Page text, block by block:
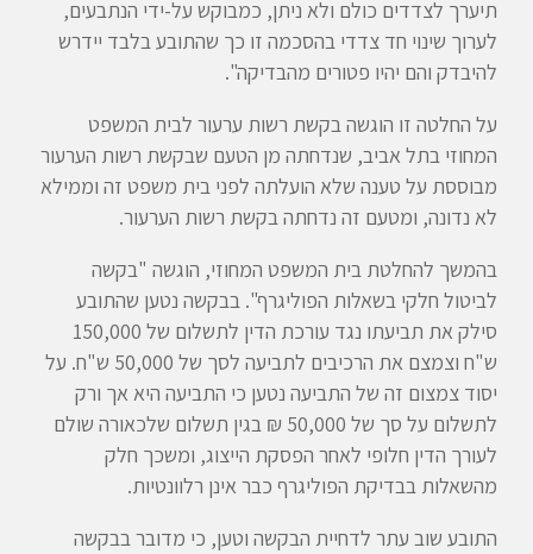
תיערך לצדדים כולם ולא ניתן, כמבוקש על-ידי הנתבעים,
לערוך שינוי חד צדדי בהסכמה זו כך שהתובע בלבד יידרש
להיבדק והם יהיו פטורים מהבדיקה".
על החלטה זו הוגשה בקשת רשות ערעור לבית המשפט
המחוזי בתל אביב, שנדחתה מן הטעם שבקשת רשות הערעור
מבוססת על טענה שלא הועלתה לפני בית משפט זה וממילא
לא נדונה, ומטעם זה נדחתה בקשת רשות הערעור.
בהמשך להחלטת בית המשפט המחוזי, הוגשה "בקשה
לביטול חלקי בשאלות הפוליגרף". בבקשה נטען שהתובע
סילק את תביעתו נגד עורכת הדין לתשלום של 150,000
ש"ח וצמצם את הרכיבים לתביעה לסך של 50,000 ש"ח. על
יסוד צמצום זה של התביעה נטען כי התביעה היא אך ורק
לתשלום על סך של 50,000 ₪ בגין תשלום שלכאורה שולם
לעורך הדין חלופי לאחר הפסקת הייצוג, ומשכך חלק
מהשאלות בבדיקת הפוליגרף כבר אינן רלוונטיות.
התובע שוב עתר לדחיית הבקשה וטען, כי מדובר בבקשה